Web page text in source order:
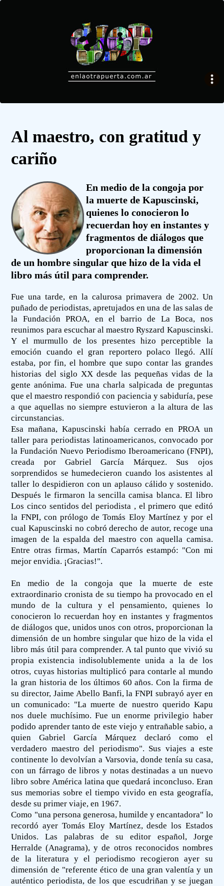
Al maestro, con gratitud y
cariño
En medio de la congoja por
la muerte de Kapuscinski,
quienes lo conocieron lo
recuerdan hoy en instantes y
fragmentos de diálogos que
proporcionan la dimensión
de un hombre singular que hizo de la vida el
libro más útil para comprender.
Fue una tarde, en la calurosa primavera de 2002. Un
puñado de periodistas, apretujados en una de las salas de
la Fundación PROA, en el barrio de La Boca, nos
reunimos para escuchar al maestro Ryszard Kapuscinski.
Y el murmullo de los presentes hizo perceptible la
emoción cuando el gran reportero polaco llegó. Allí
estaba, por fin, el hombre que supo contar las grandes
historias del siglo XX desde las pequeñas vidas de la
gente anónima. Fue una charla salpicada de preguntas
que el maestro respondió con paciencia y sabiduría, pese
a que aquellas no siempre estuvieron a la altura de las
circunstancias.
Esa mañana, Kapuscinski había cerrado en PROA un
taller para periodistas latinoamericanos, convocado por
la Fundación Nuevo Periodismo Iberoamericano (FNPI),
creada por Gabriel García Márquez. Sus ojos
sorprendidos se humedecieron cuando los asistentes al
taller lo despidieron con un aplauso cálido y sostenido.
Después le firmaron la sencilla camisa blanca. El libro
Los cinco sentidos del periodista , el primero que editó
la FNPI, con prólogo de Tomás Eloy Martínez y por el
cual Kapuscinski no cobró derecho de autor, recoge una
imagen de la espalda del maestro con aquella camisa.
Entre otras firmas, Martín Caparrós estampó: "Con mi
mejor envidia. ¡Gracias!".
En medio de la congoja que la muerte de este
extraordinario cronista de su tiempo ha provocado en el
mundo de la cultura y el pensamiento, quienes lo
conocieron lo recuerdan hoy en instantes y fragmentos
de diálogos que, unidos unos con otros, proporcionan la
dimensión de un hombre singular que hizo de la vida el
libro más útil para comprender. A tal punto que vivió su
propia existencia indisolublemente unida a la de los
otros, cuyas historias multiplicó para contarle al mundo
la gran historia de los últimos 60 años. Con la firma de
su director, Jaime Abello Banfi, la FNPI subrayó ayer en
un comunicado: "La muerte de nuestro querido Kapu
nos duele muchísimo. Fue un enorme privilegio haber
podido aprender tanto de este viejo y entrañable sabio, a
quien Gabriel García Márquez declaró como el
verdadero maestro del periodismo". Sus viajes a este
continente lo devolvían a Varsovia, donde tenía su casa,
con un fárrago de libros y notas destinadas a un nuevo
libro sobre América latina que quedará inconcluso. Eran
sus memorias sobre el tiempo vivido en esta geografía,
desde su primer viaje, en 1967.
Como "una persona generosa, humilde y encantadora" lo
recordó ayer Tomás Eloy Martínez, desde los Estados
Unidos. Las palabras de su editor español, Jorge
Herralde (Anagrama), y de otros reconocidos nombres
de la literatura y el periodismo recogieron ayer su
dimensión de "referente ético de una gran valentía y un
auténtico periodista, de los que escudriñan y se juegan